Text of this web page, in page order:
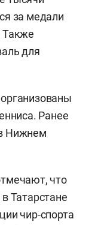
за медали
Также
для
Ранее
Нижнем
что
Татарстане
чир-спорта